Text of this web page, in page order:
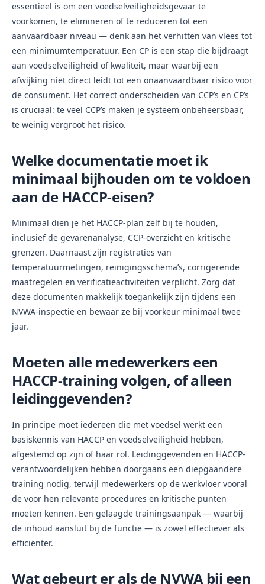
essentieel is om een voedselveiligheidsgevaar te
voorkomen, te elimineren of te reduceren tot een
aanvaardbaar niveau — denk aan het verhitten van vlees tot
een minimumtemperatuur. Een CP is een stap die bijdraagt
aan voedselveiligheid of kwaliteit, maar waarbij een
afwijking niet direct leidt tot een onaanvaardbaar risico voor
de consument. Het correct onderscheiden van CCP’s en CP’s
is cruciaal: te veel CCP’s maken je systeem onbeheersbaar,
te weinig vergroot het risico.
Welke documentatie moet ik
minimaal bijhouden om te voldoen
aan de HACCP-eisen?
Minimaal dien je het HACCP-plan zelf bij te houden,
inclusief de gevarenanalyse, CCP-overzicht en kritische
grenzen. Daarnaast zijn registraties van
temperatuurmetingen, reinigingsschema’s, corrigerende
maatregelen en verificatieactiviteiten verplicht. Zorg dat
deze documenten makkelijk toegankelijk zijn tijdens een
NVWA-inspectie en bewaar ze bij voorkeur minimaal twee
jaar.
Moeten alle medewerkers een
HACCP-training volgen, of alleen
leidinggevenden?
In principe moet iedereen die met voedsel werkt een
basiskennis van HACCP en voedselveiligheid hebben,
afgestemd op zijn of haar rol. Leidinggevenden en HACCP-
verantwoordelijken hebben doorgaans een diepgaandere
training nodig, terwijl medewerkers op de werkvloer vooral
de voor hen relevante procedures en kritische punten
moeten kennen. Een gelaagde trainingsaanpak — waarbij
de inhoud aansluit bij de functie — is zowel effectiever als
efficiënter.
Wat gebeurt er als de NVWA bij een